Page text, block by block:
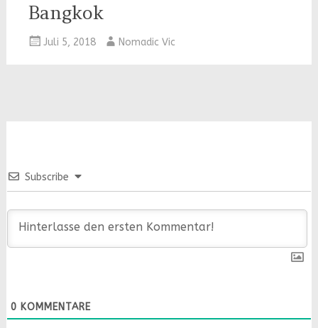
Bangkok
Juli 5, 2018 Nomadic Vic
Subscribe
0 KOMMENTARE